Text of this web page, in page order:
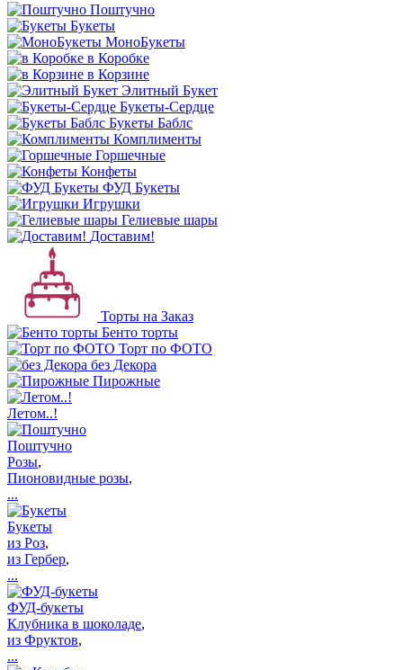
Поштучно
Букеты
МоноБукеты
в Коробке
в Корзине
Элитный Букет
Букеты-Сердце
Букеты Баблс
Комплименты
Горшечные
Конфеты
ФУД Букеты
Игрушки
Гелиевые шары
Доставим!
Торты на Заказ
Бенто торты
Торт по ФОТО
без Декора
Пирожные
Летом..!
Поштучно
Розы,
Пионовидные розы,
...
Букеты
из Роз,
из Гербер,
...
ФУД-букеты
Клубника в шоколаде,
из Фруктов,
...